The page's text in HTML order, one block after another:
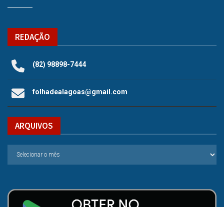
REDAÇÃO
(82) 98898-7444
folhadealagoas@gmail.com
ARQUIVOS